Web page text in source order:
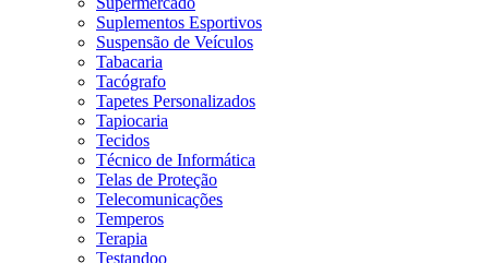
Suplementos Esportivos
Suspensão de Veículos
Tabacaria
Tacógrafo
Tapetes Personalizados
Tapiocaria
Tecidos
Técnico de Informática
Telas de Proteção
Telecomunicações
Temperos
Terapia
Testandoo